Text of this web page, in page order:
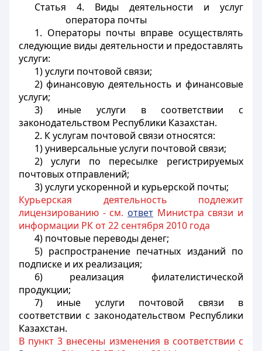
Статья 4. Виды деятельности и услуг
оператора почты
1. Операторы почты вправе осуществлять
следующие виды деятельности и предоставлять
услуги:
1) услуги почтовой связи;
2) финансовую деятельность и финансовые
услуги;
3) иные услуги в соответствии с
законодательством Республики Казахстан.
2. К услугам почтовой связи относятся:
1)универсальныеуслуги почтовой связи;
2) услуги по пересылке регистрируемых
почтовых отправлений;
3) услуги ускоренной и курьерской почты;
Курьерская деятельность подлежит
лицензированию - см. ответ Министра связи и
информации РК от 22 сентября 2010 года
4) почтовые переводы денег;
5) распространение печатных изданий по
подписке и их реализация;
6) реализация филателистической
продукции;
7) иные услуги почтовой связи в
соответствии с законодательством Республики
Казахстан.
В пункт 3 внесены изменения в соответствии с